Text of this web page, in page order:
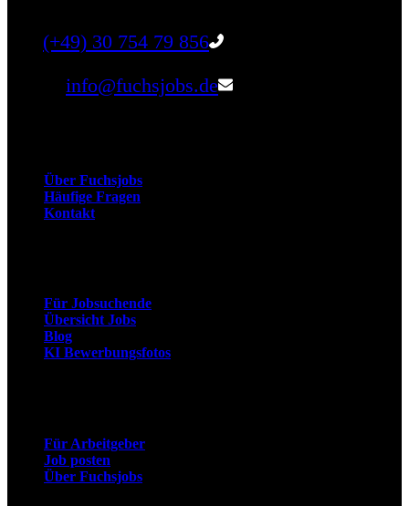
(+49) 30 754 79 856
info@fuchsjobs.de
Über Fuchsjobs
Häufige Fragen
Kontakt
Für Jobsuchende
Übersicht Jobs
Blog
KI Bewerbungsfotos
Für Arbeitgeber
Job posten
Über Fuchsjobs